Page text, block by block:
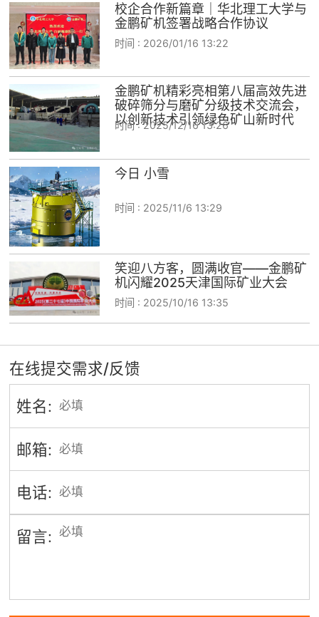
校企合作新篇章｜华北理工大学与
金鹏矿机签署战略合作协议
时间 : 2026/01/16 13:22
金鹏矿机精彩亮相第八届高效先进
破碎筛分与磨矿分级技术交流会，
以创新技术引领绿色矿山新时代
时间 :2025/12/16 13:26
今日 小雪
时间 : 2025/11/6 13:29
笑迎八方客，圆满收官——金鹏矿
机闪耀2025天津国际矿业大会
时间 : 2025/10/16 13:35
在线提交需求/反馈
姓名:
邮箱:
电话:
留言: